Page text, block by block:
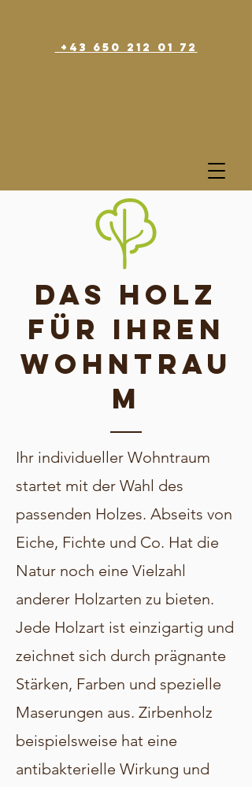
+43 650 212 01 72
Das Holz
für Ihren
Wohntrau
m
Ihr individueller Wohntraum
startet mit der Wahl des
passenden Holzes. Abseits von
Eiche, Fichte und Co. Hat die
Natur noch eine Vielzahl
anderer Holzarten zu bieten.
Jede Holzart ist einzigartig und
zeichnet sich durch prägnante
Stärken, Farben und spezielle
Maserungen aus. Zirbenholz
beispielsweise hat eine
antibakterielle Wirkung und